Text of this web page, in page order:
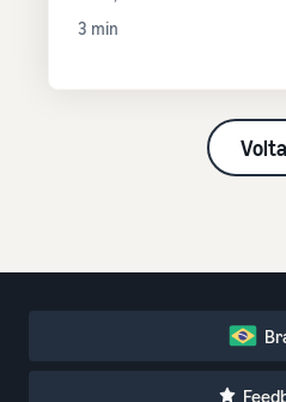
3 min